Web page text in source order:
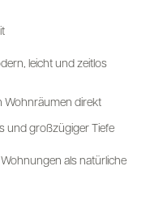
leicht und zeitlos
Wohnräumen direkt
und großzügiger Tiefe
als natürliche